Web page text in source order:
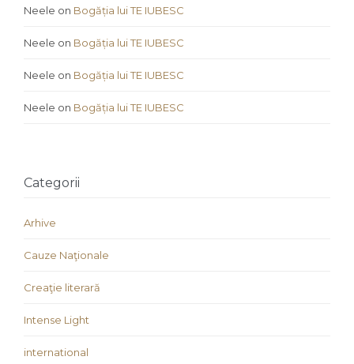
Neele on Bogăția lui TE IUBESC
Neele on Bogăția lui TE IUBESC
Neele on Bogăția lui TE IUBESC
Neele on Bogăția lui TE IUBESC
Categorii
Arhive
Cauze Naţionale
Creaţie literară
Intense Light
international